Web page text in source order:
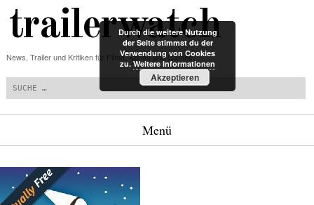
trailerwatch
News, Trailer und Kritiken für Filme, Serien und Games
Menü
Durch die weitere Nutzung
der Seite stimmst du der
Verwendung von Cookies
zu. Weitere Informationen
Akzeptieren